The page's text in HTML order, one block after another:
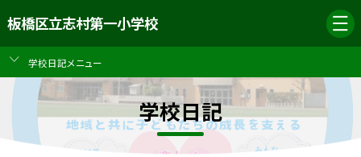
板橋区立志村第一小学校
学校日記メニュー
学校日記